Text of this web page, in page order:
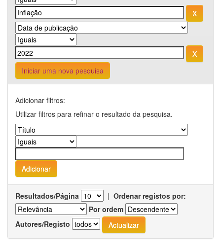
Iniciar uma nova pesquisa
Adicionar filtros:
Utilizar filtros para refinar o resultado da pesquisa.
Resultados/Página | Ordenar registos por:
Por ordem
Autores/Registo